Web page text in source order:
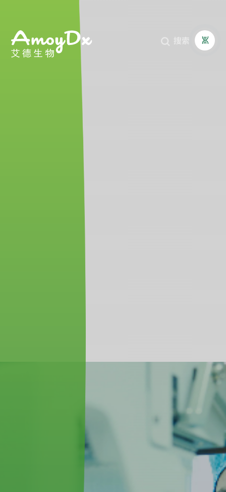
搜索 